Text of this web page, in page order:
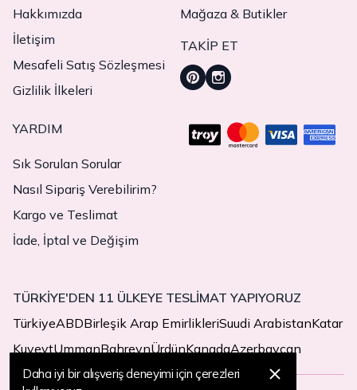
Hakkımızda
İletişim
Mesafeli Satış Sözleşmesi
Gizlilik İlkeleri
Mağaza & Butikler
TAKIP ET
YARDIM
Sık Sorulan Sorular
Nasıl Sipariş Verebilirim?
Kargo ve Teslimat
İade, İptal ve Değişim
TÜRKİYE'DEN 11 ÜLKEYE TESLİMAT YAPIYORUZ
TürkiyeABDBirleşik Arap EmirlikleriSuudi ArabistanKatar
KuveytUmmanBahreynÜrdünKanadaAzerbaycan
Daha iyi bir alışveriş deneyimi için çerezleri